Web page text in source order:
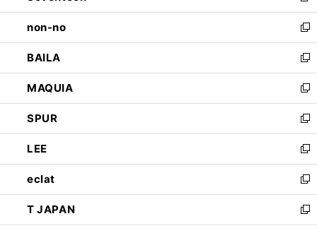
開
く
ウ
で
開
く
し
い
ウ
ィ
ン
ド
ウ
で
開
く
non-no
新
し
い
ウ
ィ
ン
ド
ウ
で
開
く
BAILA
新
し
い
ウ
ィ
ン
ド
ウ
で
開
く
MAQUIA
新
し
い
ウ
ィ
ン
ド
ウ
で
開
SPUR
新
し
い
ウ
ィ
ン
ド
ウ
LEE
新
し
い
ウ
ィ
ン
eclat
新
し
い
ウ
T JAPAN
新
し